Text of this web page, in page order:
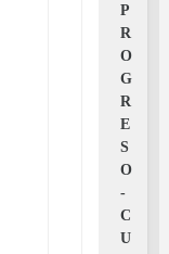
P
R
O
G
R
E
S
O
-
C
U